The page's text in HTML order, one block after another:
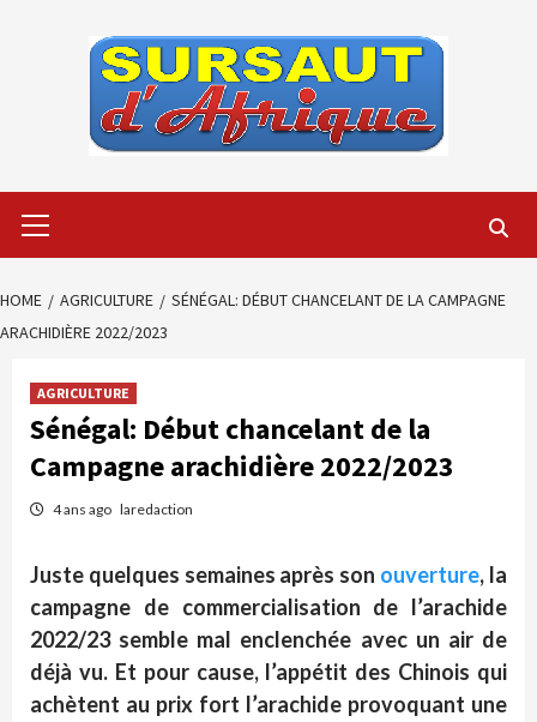
Menu
HOME AGRICULTURE
SÉNÉGAL: DÉBUT CHANCELANT DE LA CAMPAGNE
ARACHIDIÈRE 2022/2023
AGRICULTURE
Sénégal: Début chancelant de la
Campagne arachidière 2022/2023
4 ans ago laredaction
Juste quelques semaines après son ouverture, la
campagne de commercialisation de l’arachide
2022/23 semble mal enclenchée avec un air de
déjà vu. Et pour cause, l’appétit des Chinois qui
achètent au prix fort l’arachide provoquant une